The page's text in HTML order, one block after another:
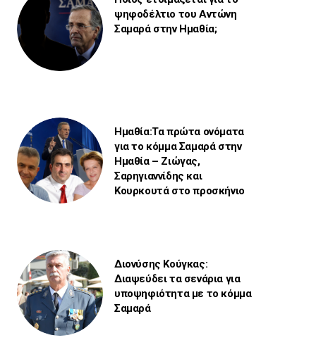
ψηφοδέλτιο του Αντώνη
Σαμαρά στην Ημαθία;
Ημαθία:Τα πρώτα ονόματα
για το κόμμα Σαμαρά στην
Ημαθία – Ζιώγας,
Σαρηγιαννίδης και
Κουρκουτά στο προσκήνιο
Διονύσης Κούγκας:
Διαψεύδει τα σενάρια για
υποψηφιότητα με το κόμμα
Σαμαρά